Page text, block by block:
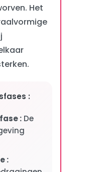
Het
:
:De
: